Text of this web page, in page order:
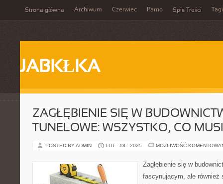
Strona główna Archiwum Czerwiec Parno Spis Treści Tagi
JABKŁKA
ZAGŁĘBIENIE SIĘ W
TUNELOWE: WSZYSTKO, CO
POSTED BY ADMIN LUT - 18 - 2025 MOŻLIWOŚĆ
Zagłębienie się w
fascynującym, ale również